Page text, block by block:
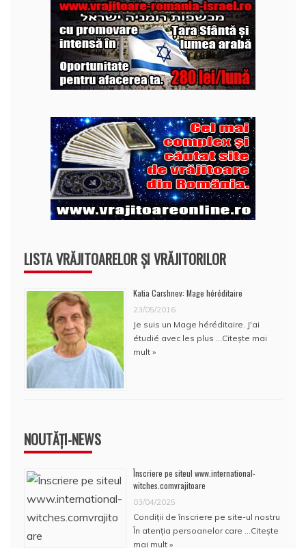
LISTA VRĂJITOARELOR ȘI VRĂJITORILOR
Katia Carshnev: Mage héréditaire
23/05/2016
Je suis un Mage héréditaire. J'ai
étudié avec les plus … Citește mai
mult »
NOUTĂȚI-NEWS
Înscriere pe siteul www.international-
witches.comvrajitoare
03/04/2025
Condiţii de înscriere pe site-ul nostru
În atenţia persoanelor care … Citește
mai mult »